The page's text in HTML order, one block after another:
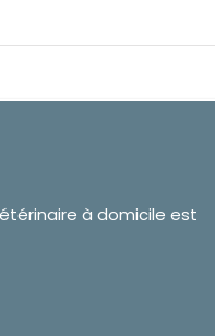
à domicile est